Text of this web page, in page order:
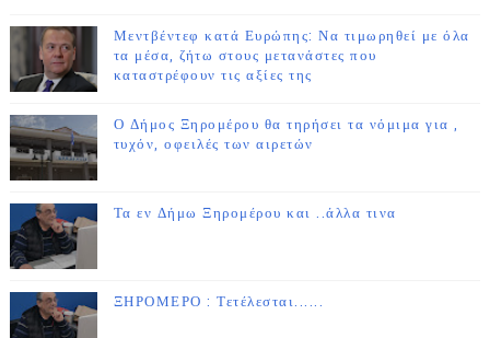
Μεντβέντεφ κατά Ευρώπης: Να τιμωρηθεί με όλα
τα μέσα, ζήτω στους μετανάστες που
καταστρέφουν τις αξίες της
Ο Δήμος Ξηρομέρου θα τηρήσει τα νόμιμα για ,
τυχόν, οφειλές των αιρετών
Τα εν Δήμω Ξηρομέρου και ..άλλα τινα
ΞΗΡΟΜΕΡΟ : Τετέλεσται......